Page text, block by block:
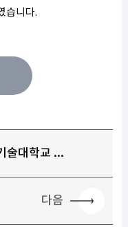
습니다.
술대학교 ...
다음